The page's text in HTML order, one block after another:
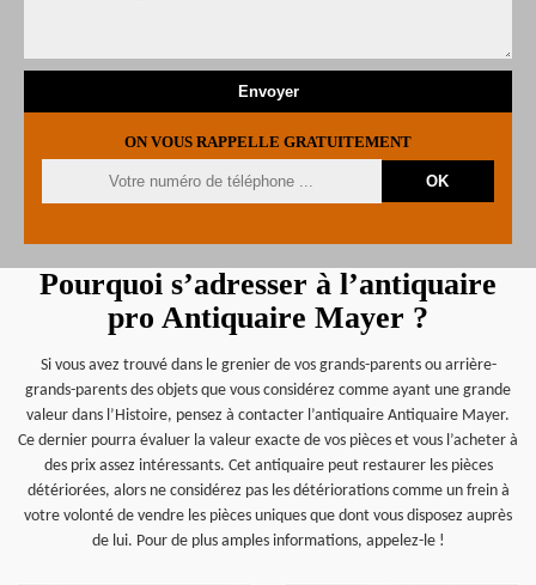
ON VOUS RAPPELLE GRATUITEMENT
Pourquoi s’adresser à l’antiquaire
pro Antiquaire Mayer ?
Si vous avez trouvé dans le grenier de vos grands-parents ou arrière-
grands-parents des objets que vous considérez comme ayant une grande
valeur dans l’Histoire, pensez à contacter l’antiquaire Antiquaire Mayer.
Ce dernier pourra évaluer la valeur exacte de vos pièces et vous l’acheter à
des prix assez intéressants. Cet antiquaire peut restaurer les pièces
détériorées, alors ne considérez pas les détériorations comme un frein à
votre volonté de vendre les pièces uniques que dont vous disposez auprès
de lui. Pour de plus amples informations, appelez-le !